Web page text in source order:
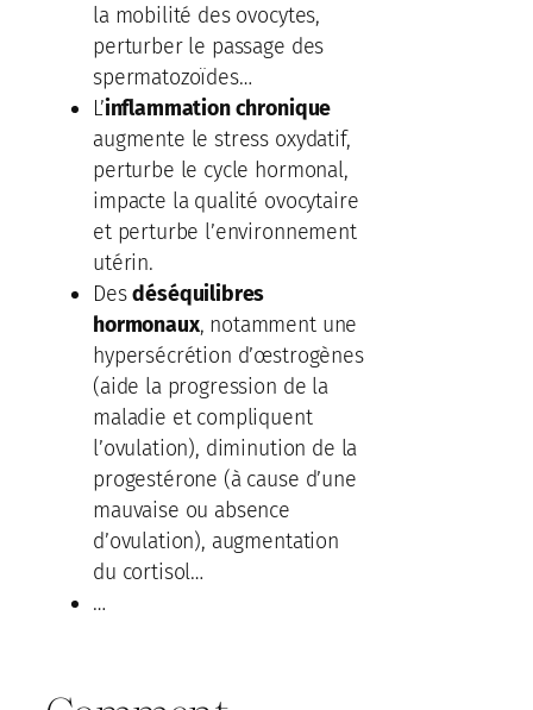
la mobilité des ovocytes,
perturber le passage des
spermatozoïdes…
L’inflammation chronique
augmente le stress oxydatif,
perturbe le cycle hormonal,
impacte la qualité ovocytaire
et perturbe l’environnement
utérin.
Desdéséquilibres
hormonaux, notamment une
hypersécrétion d’œstrogènes
(aide la progression de la
maladie et compliquent
l’ovulation), diminution de la
progestérone (à cause d’une
mauvaise ou absence
d’ovulation), augmentation
du cortisol…
…